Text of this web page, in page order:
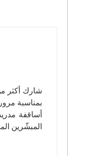
بمناسبة
أساقفة
المبشّرين